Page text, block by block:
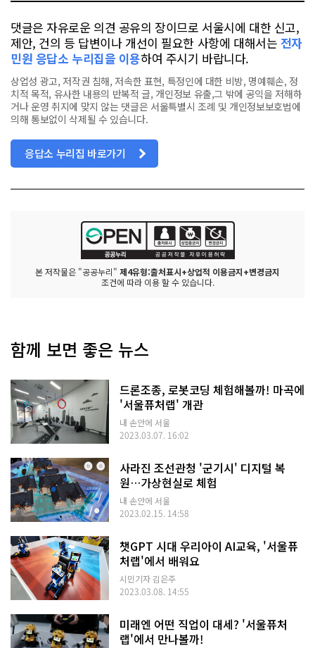
댓글은 자유로운 의견 공유의 장이므로 서울시에 대한 신고,
제안, 건의 등 답변이나 개선이 필요한 사항에 대해서는 전자
민원 응답소 누리집을 이용하여 주시기 바랍니다.
상업성 광고, 저작권 침해, 저속한 표현, 특정인에 대한 비방, 명예훼손, 정
치적 목적, 유사한 내용의 반복적 글, 개인정보 유출,그 밖에 공익을 저해하
거나 운영 취지에 맞지 않는 댓글은 서울특별시 조례 및 개인정보보호법에
의해 통보없이 삭제될 수 있습니다.
응답소 누리집 바로가기
본 저작물은 "공공누리" 제4유형:출처표시+상업적 이용금지+변경금지
조건에 따라 이용 할 수 있습니다.
함께 보면 좋은 뉴스
드론조종, 로봇코딩 체험해볼까! 마곡에
'서울퓨처랩' 개관
내 손안에 서울
2023.03.07. 16:02
사라진 조선관청 '군기시' 디지털 복
원…가상현실로 체험
내 손안에 서울
2023.02.15. 14:58
챗GPT 시대 우리아이 AI교육, '서울퓨
처랩'에서 배워요
시민기자 김은주
2023.03.08. 14:55
미래엔 어떤 직업이 대세? '서울퓨처
랩'에서 만나볼까!